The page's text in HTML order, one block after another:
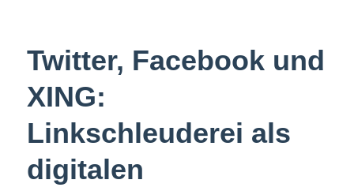
Twitter, Facebook und
XING:
Linkschleuderei als
digitalen